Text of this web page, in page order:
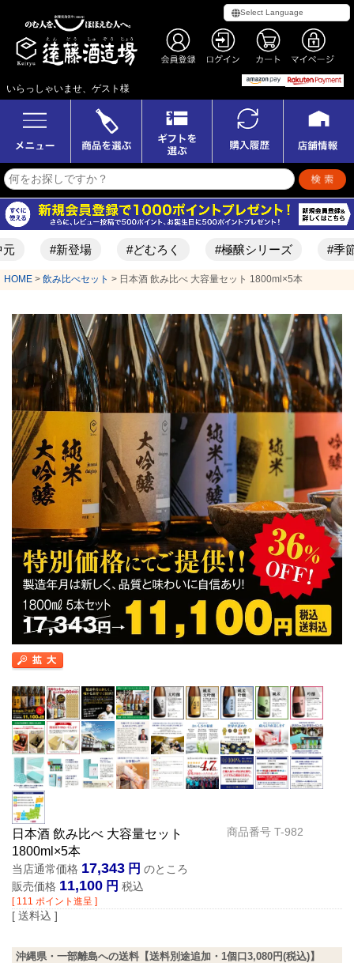
いらっしゃいませ、ゲスト様
登場 #どむろく #極醸シリーズ #季節限定酒
HOME 飲み比べセット 日本酒 飲み比べ 大容量セット 1800ml×5本
日本酒 飲み比べ 大容量セット
1800ml×5本
商品番号 T-982
当店通常価格 17,343
のところ
販売価格 11,100 税込
[ 111 ポイント進呈 ]
送料込
沖縄県・一部離島への送料【送料別途追加・1個口3,080円(税込)】